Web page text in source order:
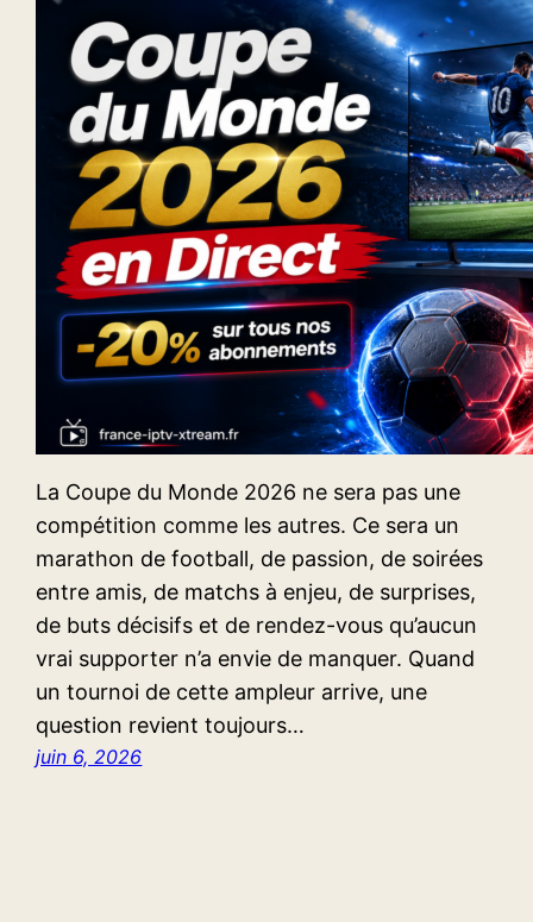
La Coupe du Monde 2026 ne sera pas une
compétition comme les autres. Ce sera un
marathon de football, de passion, de soirées
entre amis, de matchs à enjeu, de surprises,
de buts décisifs et de rendez-vous qu’aucun
vrai supporter n’a envie de manquer. Quand
un tournoi de cette ampleur arrive, une
question revient toujours…
juin 6, 2026